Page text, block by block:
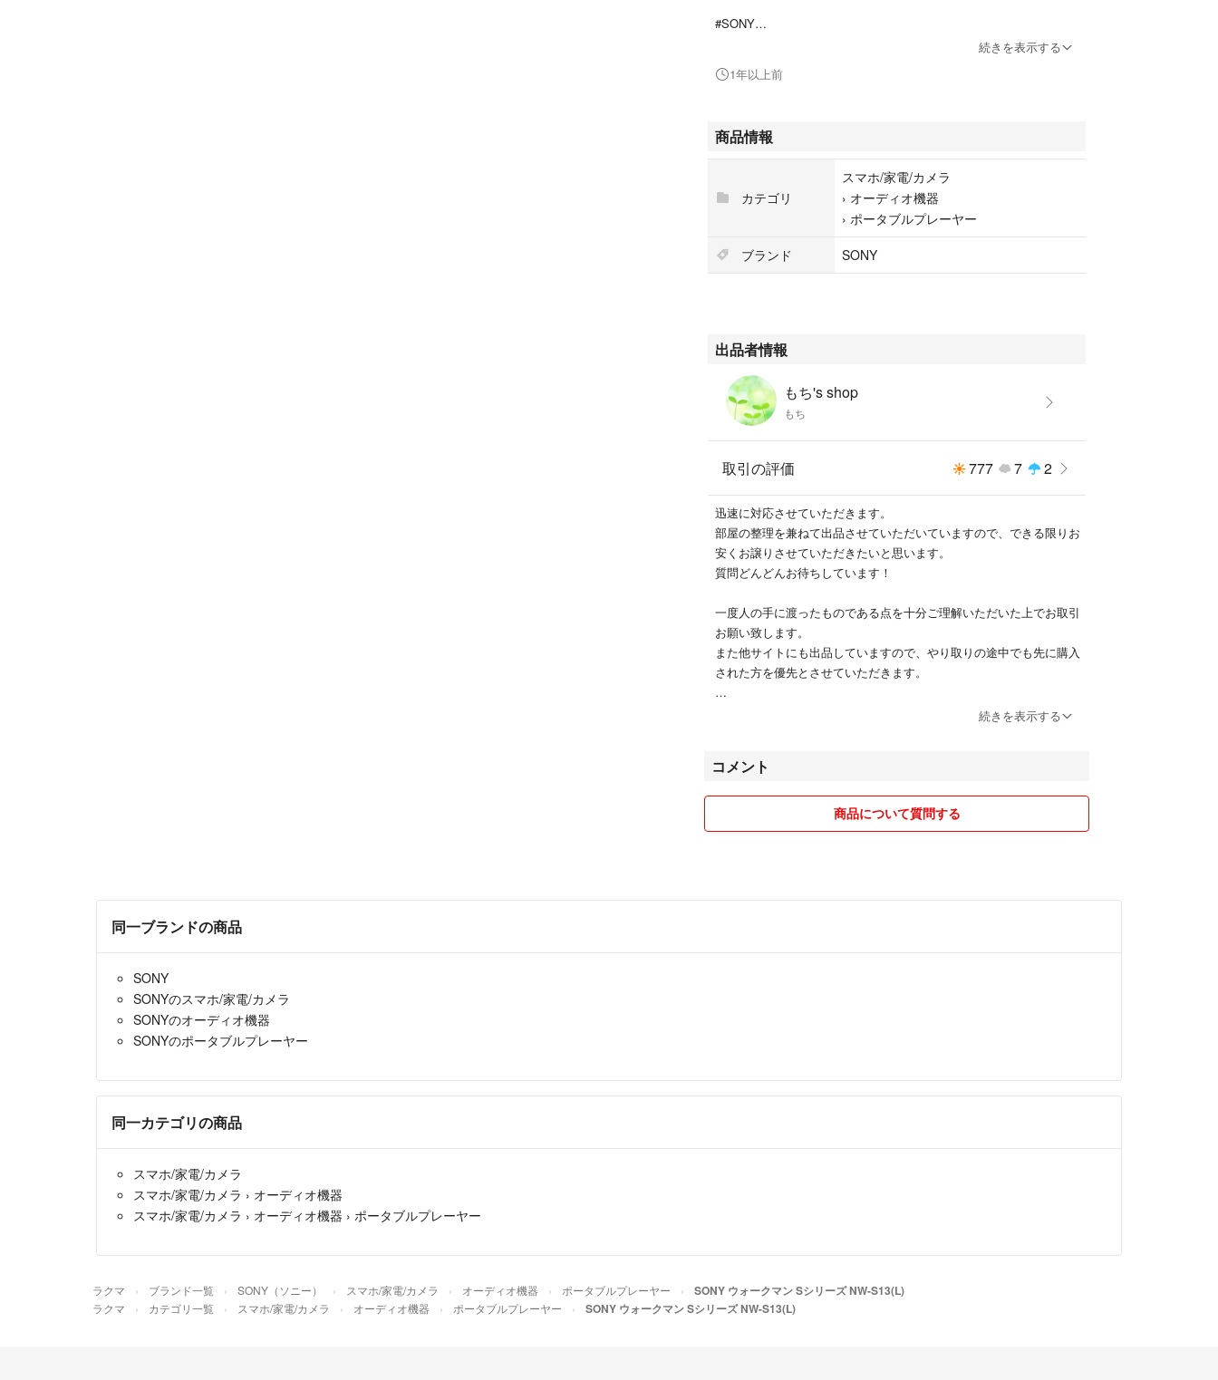
#SONY
#オーディオ機器
続きを表示する
1年以上前
商品情報
カテゴリ
スマホ/家電/カメラ
› オーディオ機器
› ポータブルプレーヤー
ブランド
SONY
出品者情報
もち's shop
もち
取引の評価 777 7 2
迅速に対応させていただきます。
部屋の整理を兼ねて出品させていただいていますので、できる限りお
安くお譲りさせていただきたいと思います。
質問どんどんお待ちしています！
一度人の手に渡ったものである点を十分ご理解いただいた上でお取引
お願い致します。
また他サイトにも出品していますので、やり取りの途中でも先に購入
された方を優先とさせていただきます。
また土日を挟む場合は郵便局発送の場合、月曜か火曜日発送になりま
購入後のクレームや返品は対応できません。
続きを表示する
コメント
商品について質問する
同一ブランドの商品
SONY
SONYのスマホ/家電/カメラ
SONYのオーディオ機器
SONYのポータブルプレーヤー
同一カテゴリの商品
スマホ/家電/カメラ
スマホ/家電/カメラ › オーディオ機器
スマホ/家電/カメラ › オーディオ機器 › ポータブルプレーヤー
ラクマ ブランド一覧 SONY（ソニー） スマホ/家電/カメラ オーディオ機器 ポータブルプレーヤー SONY ウォークマン Sシリーズ NW-S13(L)
ラクマ カテゴリ一覧 スマホ/家電/カメラ オーディオ機器 ポータブルプレーヤー SONY ウォークマン Sシリーズ NW-S13(L)